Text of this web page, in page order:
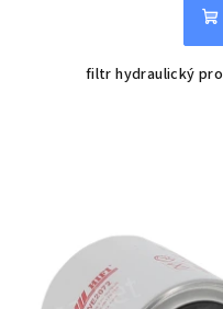
filtr hydraulický